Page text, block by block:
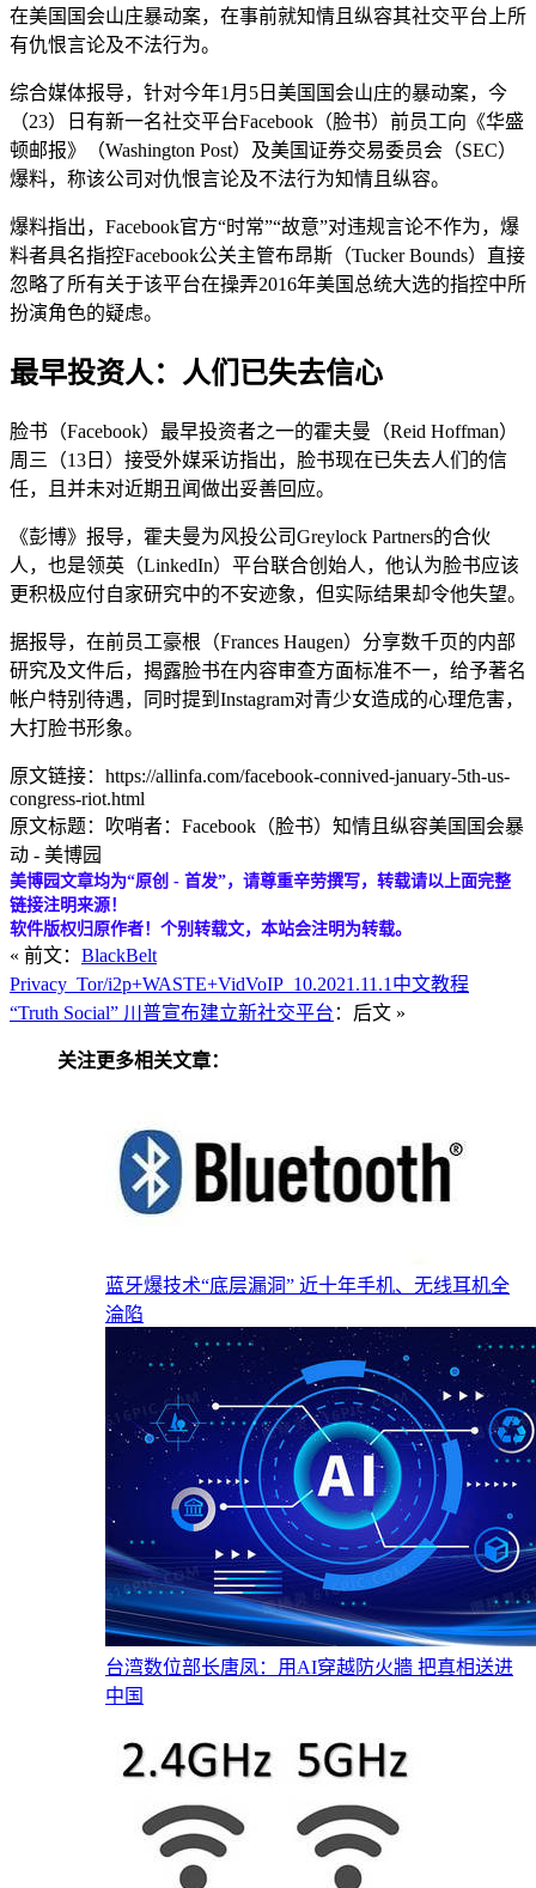
在美国国会山庄暴动案，在事前就知情且纵容其社交平台上所
有仇恨言论及不法行为。
综合媒体报导，针对今年1月5日美国国会山庄的暴动案，今
（23）日有新一名社交平台Facebook（脸书）前员工向《华盛
顿邮报》（Washington Post）及美国证券交易委员会（SEC）
爆料，称该公司对仇恨言论及不法行为知情且纵容。
爆料指出，Facebook官方“时常”“故意”对违规言论不作为，爆
料者具名指控Facebook公关主管布昂斯（Tucker Bounds）直接
忽略了所有关于该平台在操弄2016年美国总统大选的指控中所
扮演角色的疑虑。
最早投资人：人们已失去信心
脸书（Facebook）最早投资者之一的霍夫曼（Reid Hoffman）
周三（13日）接受外媒采访指出，脸书现在已失去人们的信
任，且并未对近期丑闻做出妥善回应。
《彭博》报导，霍夫曼为风投公司Greylock Partners的合伙
人，也是领英（LinkedIn）平台联合创始人，他认为脸书应该
更积极应付自家研究中的不安迹象，但实际结果却令他失望。
据报导，在前员工豪根（Frances Haugen）分享数千页的内部
研究及文件后，揭露脸书在内容审查方面标准不一，给予著名
帐户特别待遇，同时提到Instagram对青少女造成的心理危害，
大打脸书形象。
原文链接：https://allinfa.com/facebook-connived-january-5th-us-
congress-riot.html
原文标题：吹哨者：Facebook（脸书）知情且纵容美国国会暴
动 - 美博园
美博园文章均为“原创 - 首发”，请尊重辛劳撰写，转载请以上面完整
链接注明来源！
软件版权归原作者！个别转载文，本站会注明为转载。
« 前文： BlackBelt
Privacy_Tor/i2p+WASTE+VidVoIP_10.2021.11.1中文教程
“Truth Social” 川普宣布建立新社交平台 ：后文 »
关注更多相关文章：
蓝牙爆技术“底层漏洞” 近十年手机、无线耳机全
淪陷
台湾数位部长唐凤：用AI穿越防火牆 把真相送进
中国